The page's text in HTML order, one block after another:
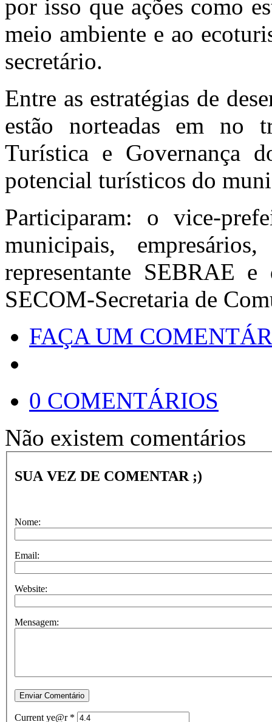
por isso que ações como
meio ambiente e ao
secretário.
Entre as estratégias de
estão norteadas em no
Turística e Governança
potencial turísticos do
Participaram: o vice-
municipais,
representante SEBRAE
SECOM-Secretaria de
FAÇA UM
0 COMENTÁRIOS
Não existem comentários
SUA VEZ DE COMENTAR ;)
Nome:
Email:
Website:
Mensagem:
Current ye@r *